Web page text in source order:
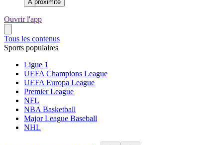
À proximité
Ouvrir l'app
Tous les contenus
Sports populaires
Ligue 1
UEFA Champions League
UEFA Europa League
Premier League
NFL
NBA Basketball
Major League Baseball
NHL